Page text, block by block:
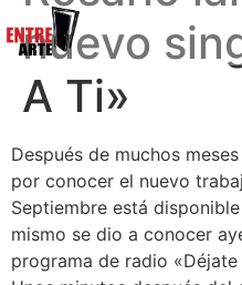
nuevo
A Ti»
Después de muchos
por conocer el nuevo
Septiembre está
mismo se dio a conocer
programa de radio